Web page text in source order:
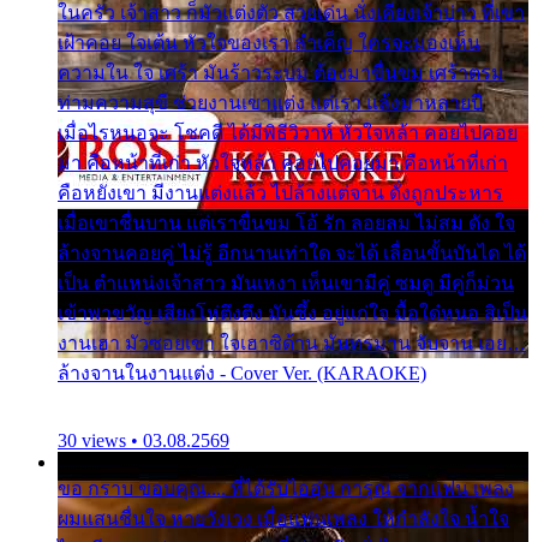
ในครัว เจ้าสาว ก็มัวแต่งตัว สวยเด่น นั่งเคียงเจ้าบ่าว ที่เขา
เฝ้าคอย ใจเต้น หัวใจของเรา ลำเค็ญ ใครจะมองเห็น
ความใน ใจ เศร้า มันร้าวระบม ต้องมาขื่นขม เศร้าตรม
ท่ามความสุขี ช่วยงานเขาแต่ง แต่เรา แล้งมาหลายปี
เมื่อไรหนอจะ โชคดี ได้มีพิธีวิวาห์ หัวใจหล้า คอยไปคอย
มา คือหน้าที่เก่า หัวใจหล้า คอยไปคอยมา คือหน้าที่เก่า
คือหยังเขา มีงานแต่งแล้ว ไปล้างแต่จาน ดั่งถูกประหาร
เมื่อเขาชื่นบาน แต่เราขื่นขม โอ้ รัก ลอยลม ไม่สม ดัง ใจ
ล้างจานคอยคู่ ไม่รู้ อีกนานเท่าใด จะได้ เลื่อนขั้นบันได ได้
เป็น ตำแหน่งเจ้าสาว มันเหงา เห็นเขามีคู่ ซมดู มีคู่ก็ม่วน
เข้าพาขวัญ เสียงโห่ตึงตึง มันซึ้ง อยู่แก่ใจ มื้อใด๋หนอ สิเป็น
งานเฮา มัวซอยเขา ใจเฮาซิด้าน มันทรมาน จับจาน เอย…
ล้างจานในงานแต่ง - Cover Ver. (KARAOKE)
30 views • 03.08.2569
ขอ กราบ ขอบคุณ.... ที่ได้รับไออุ่น การุณ จากแฟน เพลง
ผมแสนชื่นใจ หายวังเวง เมื่อแฟนเพลง ให้กำลังใจ น้ำใจ